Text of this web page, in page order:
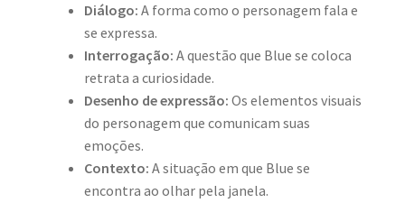
Diálogo: A forma como o personagem fala e
se expressa.
Interrogação: A questão que Blue se coloca
retrata a curiosidade.
Desenho de expressão: Os elementos visuais
do personagem que comunicam suas
emoções.
Contexto: A situação em que Blue se
encontra ao olhar pela janela.